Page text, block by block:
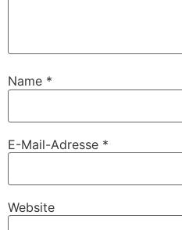
Name *
E-Mail-Adresse *
Website